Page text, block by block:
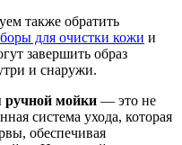
также обратить
для очистки кожи и
завершить образ
и снаружи.
ручной мойки — это не
система ухода, которая
обеспечивая